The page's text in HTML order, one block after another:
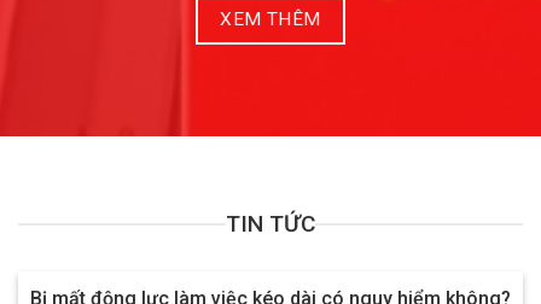
XEM THÊM
TIN TỨC
Bị mất động lực làm việc kéo dài có nguy hiểm không?